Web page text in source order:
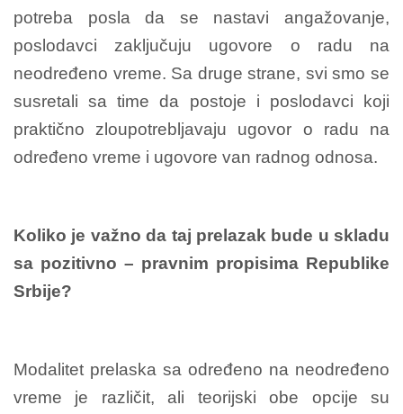
potreba posla da se nastavi angažovanje,
poslodavci zaključuju ugovore o radu na
neodređeno vreme. Sa druge strane, svi smo se
susretali sa time da postoje i poslodavci koji
praktično zloupotrebljavaju ugovor o radu na
određeno vreme i ugovore van radnog odnosa.
Koliko je važno da taj prelazak bude u skladu
sa pozitivno – pravnim propisima Republike
Srbije?
Modalitet prelaska sa određeno na neodređeno
vreme je različit, ali teorijski obe opcije su